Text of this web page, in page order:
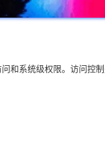
和系统级权限。访问